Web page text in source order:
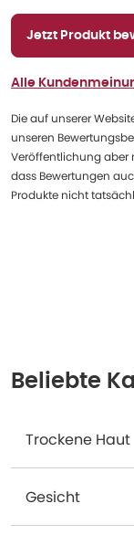
Jetzt Produkt
Alle
Die auf unserer
unseren
Veröffentlichung aber
dass Bewertungen
Produkte nicht
Beliebte
Trockene Haut
Gesicht